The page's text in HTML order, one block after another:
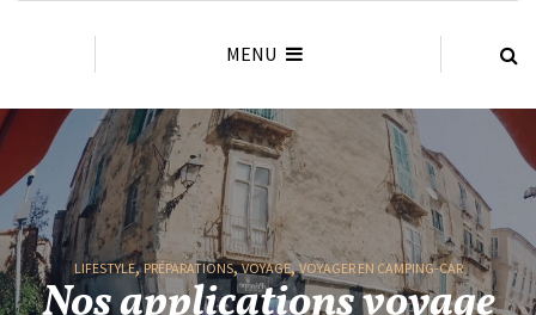
MENU
LIFESTYLE,PRÉPARATIONS,VOYAGE,VOYAGER EN CAMPING-CAR